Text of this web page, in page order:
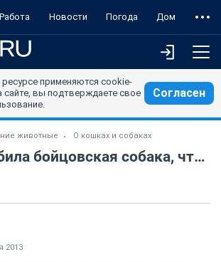
Работа Новости Погода Дом
применяются cookie-
сайте, вы подтверждаете свое
Согласен
животные О кошках и собаках
Моего пса убила бойцовская собака, что делать??
2013